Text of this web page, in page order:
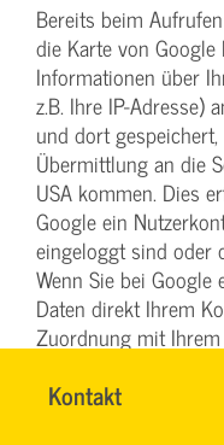
Kontakt
TEAM
Name*
Bereits beim
die Karte von
Informationen über
z.B. Ihre IP-Adresse)
und dort
Übermittlung an die
USA kommen. Dies
Google ein
eingeloggt sind oder
Wenn Sie bei
Daten direkt Ihrem
Zuordnung mit
Buttons ausloggen.